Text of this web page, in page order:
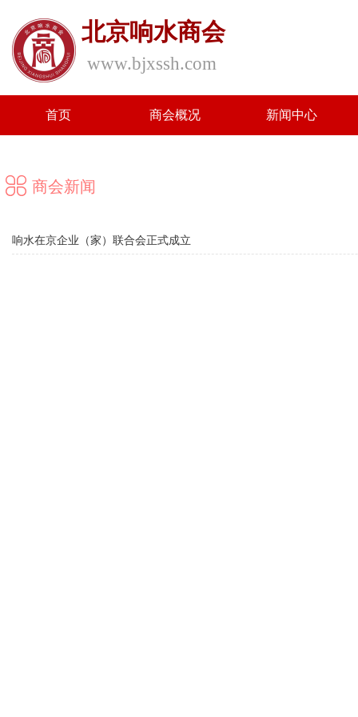
首页 商会概况 新闻中心
北京响水商会
www.bjxssh.com
商会新闻
响水在京企业（家）联合会正式成立